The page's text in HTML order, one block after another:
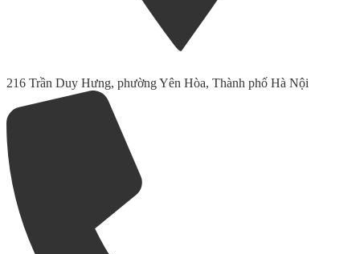
216 Trần Duy Hưng, phường Yên Hòa, Thành phố Hà Nội